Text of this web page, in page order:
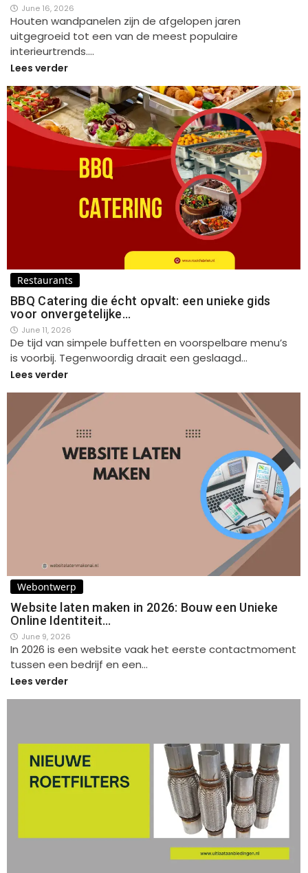
June 16, 2026
Houten wandpanelen zijn de afgelopen jaren
uitgegroeid tot een van de meest populaire
interieurtrends.…
Lees verder
Restaurants
BBQ Catering die écht opvalt: een unieke gids
voor onvergetelijke…
June 11, 2026
De tijd van simpele buffetten en voorspelbare menu’s
is voorbij. Tegenwoordig draait een geslaagd…
Lees verder
Webontwerp
Website laten maken in 2026: Bouw een Unieke
Online Identiteit…
June 9, 2026
In 2026 is een website vaak het eerste contactmoment
tussen een bedrijf en een…
Lees verder